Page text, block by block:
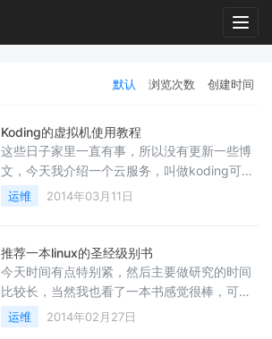
默认 浏览次数 创建时间
Koding的虚拟机使用教程
这些日子家里一直有事，所以没有更新一些博
文，今天我介绍一个云服务，叫做koding可能
名字的起源就是coding估计域名被占用了，所
以用的Koding.com...
运维 2014年03月11日
推荐一本linux的圣经级别书
今天时间有点特别紧，然后主要做研究的时间
比较长，当然我也看了一本书感觉很棒，可以
对比apue级别的书，我看了下中文的还是没
有，只有因为原版...
运维 2014年02月27日